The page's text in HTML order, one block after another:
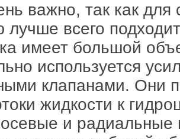
важно, так как
всего
имеет большой
используется
клапанами. Они
жидкости к
и радиальные